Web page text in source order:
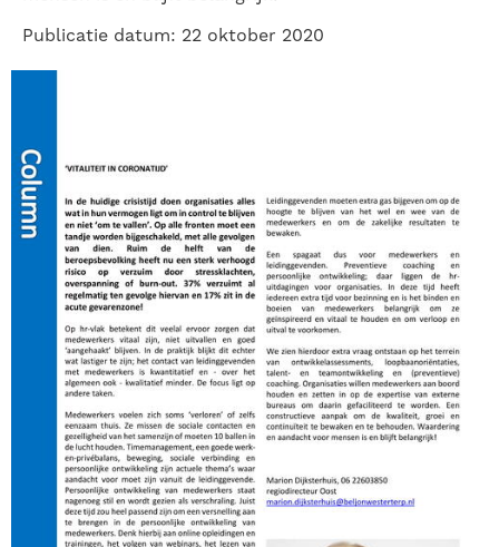
Publicatie datum: 22 oktober 2020